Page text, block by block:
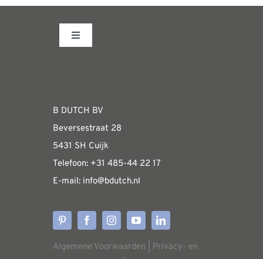
de
meerdere
op
de
productpagina
Toggle
WEBSHOP
Algemene informatie &
Verzendkosten
Levertijden
B DUTCH BV
Beversestraat 28
5431 SH Cuijk
Telefoon: +31 485-44 22 17
E-mail: info@bdutch.nl
Algemene Voorwaarden Privacy- en